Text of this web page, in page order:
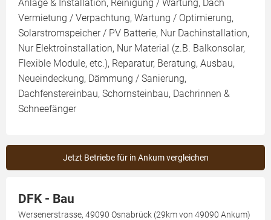
Anlage & Installation, Reinigung / Wartung, Dach
Vermietung / Verpachtung, Wartung / Optimierung,
Solarstromspeicher / PV Batterie, Nur Dachinstallation,
Nur Elektroinstallation, Nur Material (z.B. Balkonsolar,
Flexible Module, etc.), Reparatur, Beratung, Ausbau,
Neueindeckung, Dämmung / Sanierung,
Dachfenstereinbau, Schornsteinbau, Dachrinnen &
Schneefänger
Jetzt Betriebe für in Ankum vergleichen
DFK - Bau
Wersenerstrasse, 49090 Osnabrück (29km von 49090 Ankum)